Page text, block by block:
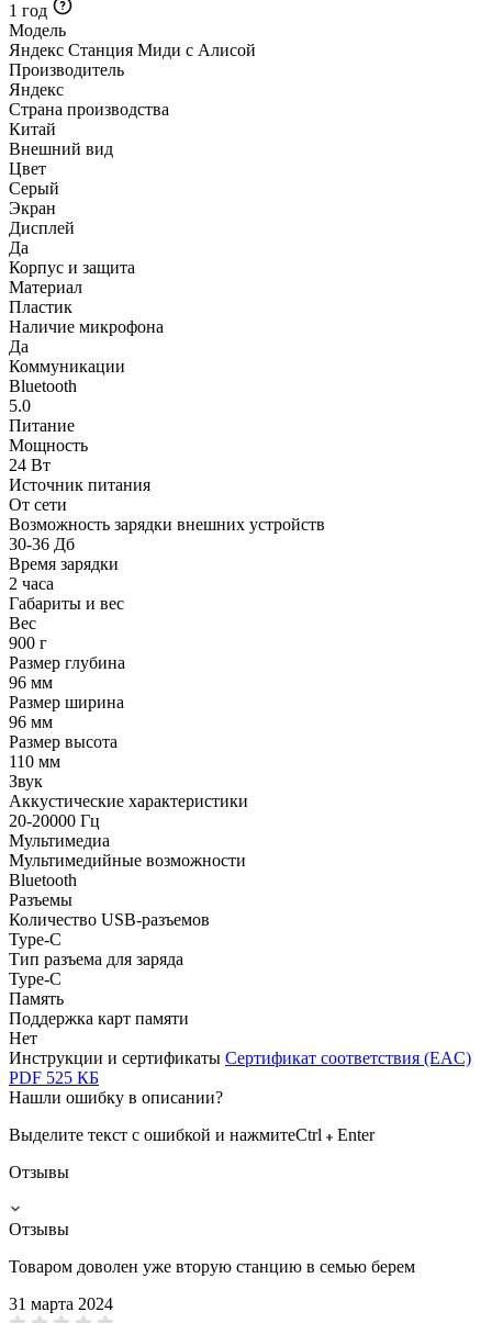
1 год
Модель
Яндекс Станция Миди с Алисой
Производитель
Яндекс
Страна производства
Китай
Внешний вид
Цвет
Серый
Экран
Дисплей
Да
Корпус и защита
Материал
Пластик
Наличие микрофона
Да
Коммуникации
Bluetooth
5.0
Питание
Мощность
24 Вт
Источник питания
От сети
Возможность зарядки внешних устройств
30-36 Дб
Время зарядки
2 часа
Габариты и вес
Вес
900 г
Размер глубина
96 мм
Размер ширина
96 мм
Размер высота
110 мм
Звук
Аккустические характеристики
20-20000 Гц
Мультимедиа
Мультимедийные возможности
Bluetooth
Разъемы
Количество USB-разъемов
Type-C
Тип разъема для заряда
Type-C
Память
Поддержка карт памяти
Нет
Инструкции и сертификаты Сертификат соответствия (EAC)
PDF 525 КБ
Нашли ошибку в описании?
Выделите текст с ошибкой и нажмитеCtrl
Enter
Отзывы
Отзывы
Товаром доволен уже вторую станцию в семью берем
31 марта 2024